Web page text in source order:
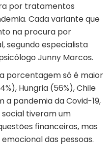
por tratamentos
Cada variante que
na procura por
segundo especialista
Junny Marcos.
porcentagem só é maior
Hungria (56%), Chile
a pandemia da Covid-19,
tiveram um
financeiras, mas
das pessoas.